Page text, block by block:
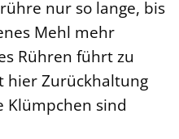
nur so lange, bis
Mehl mehr
Rühren führt zu
hier Zurückhaltung
Klümpchen sind